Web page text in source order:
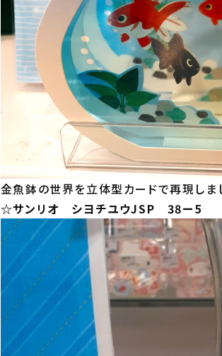
金魚鉢の世界を立体型カードで再現しま
☆サンリオ シヨチユウJSP 38ー5